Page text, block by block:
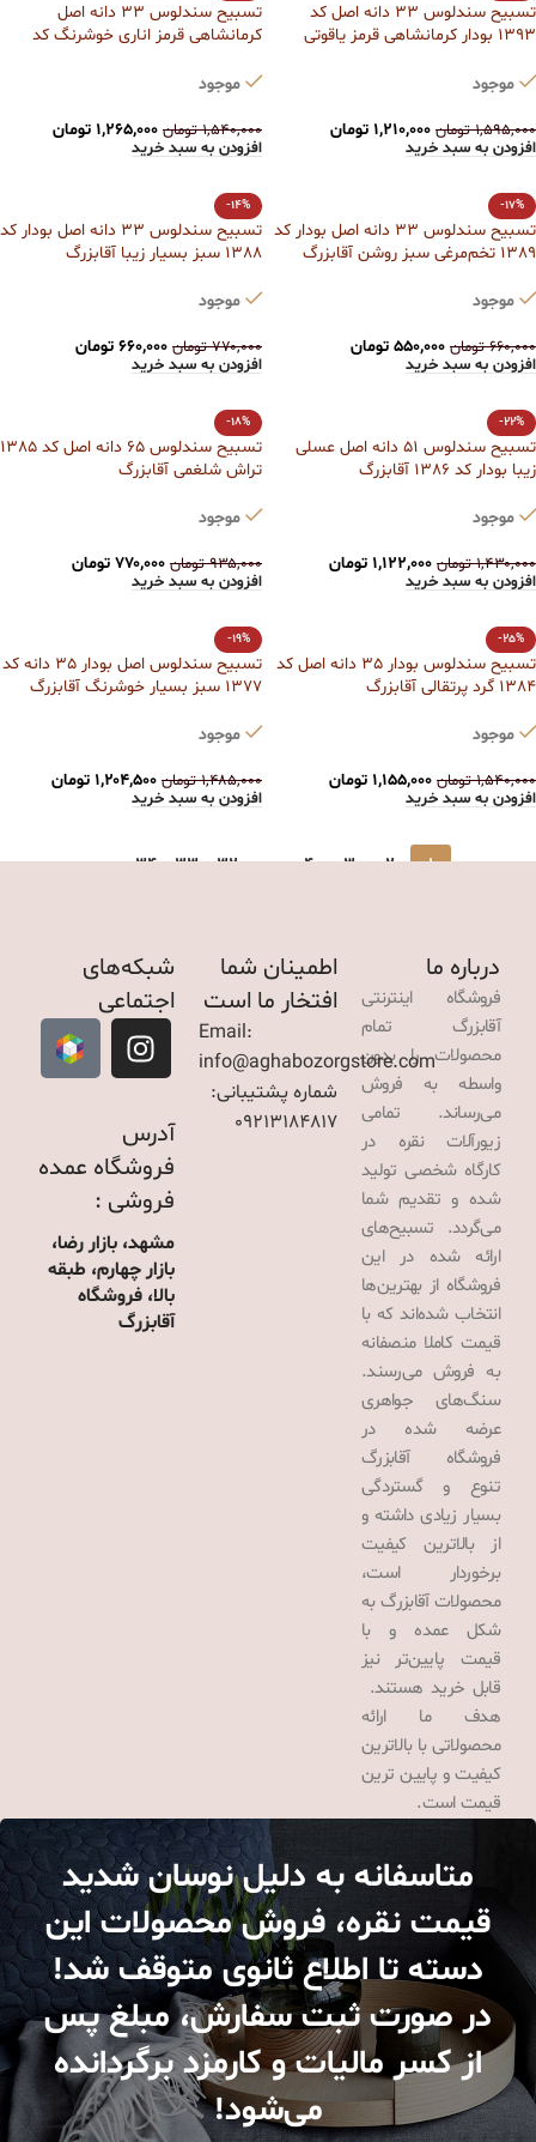
تسبیح سندلوس 33 دانه اصل کد
1393 بودار کرمانشاهی قرمز یاقوتی
موجود
۱,۵۹۵,۰۰۰ تومان ۱,۲۱۰,۰۰۰ تومان
افزودن به سبد خرید
تسبیح سندلوس 33 دانه اصل
کرمانشاهی قرمز اناری خوشرنگ کد
موجود
۱,۵۴۰,۰۰۰ تومان ۱,۲۶۵,۰۰۰ تومان
افزودن به سبد خرید
-17%
تسبیح سندلوس 33 دانه اصل بودار کد
1389 تخم‌مرغی سبز روشن آقابزرگ
موجود
۶۶۰,۰۰۰ تومان ۵۵۰,۰۰۰ تومان
افزودن به سبد خرید
-14%
تسبیح سندلوس 33 دانه اصل بودار کد
1388 سبز بسیار زیبا آقابزرگ
موجود
۷۷۰,۰۰۰ تومان ۶۶۰,۰۰۰ تومان
افزودن به سبد خرید
-22%
تسبیح سندلوس 51 دانه اصل عسلی
زیبا بودار کد 1386 آقابزرگ
موجود
۱,۴۳۰,۰۰۰ تومان ۱,۱۲۲,۰۰۰ تومان
افزودن به سبد خرید
-18%
تسبیح سندلوس 65 دانه اصل کد 1385
تراش شلغمی آقابزرگ
موجود
۹۳۵,۰۰۰ تومان ۷۷۰,۰۰۰ تومان
افزودن به سبد خرید
-25%
تسبیح سندلوس بودار 35 دانه اصل کد
1384 گرد پرتقالی آقابزرگ
موجود
۱,۵۴۰,۰۰۰ تومان ۱,۱۵۵,۰۰۰ تومان
افزودن به سبد خرید
-19%
تسبیح سندلوس اصل بودار 35 دانه کد
1377 سبز بسیار خوشرنگ آقابزرگ
موجود
۱,۴۸۵,۰۰۰ تومان ۱,۲۰۴,۵۰۰ تومان
افزودن به سبد خرید
1
2
3
4
…
32
33
34
→
درباره ما
فروشگاه اینترنتی
آقابزرگ تمام
محصولات را بدون
واسطه به فروش
می‌رساند. تمامی
زیورآلات نقره در
کارگاه شخصی تولید
شده و تقدیم شما
می‌گردد. تسبیح‌های
ارائه شده در این
فروشگاه از بهترین‌ها
انتخاب شده‌اند که با
قیمت کاملا منصفانه
به فروش می‌رسند.
سنگ‌های جواهری
عرضه شده در
فروشگاه آقابزرگ
تنوع و گستردگی
بسیار زیادی داشته و
از بالاترین کیفیت
برخوردار است،
محصولات آقابزرگ به
شکل عمده و با
قیمت پایین‌تر نیز
قابل خرید هستند.
هدف ما ارائه
محصولاتی با بالاترین
کیفیت و پایین ترین
قیمت است.
اطمینان شما
افتخار ما است
Email:
info@aghabozorgstore.com
شماره پشتیبانی:
09213184817
شبکه‌های
اجتماعی
آدرس
فروشگاه عمده
فروشی :
مشهد، بازار رضا،
بازار چهارم، طبقه
بالا، فروشگاه
آقابزرگ
متاسفانه به دلیل نوسان شدید
قیمت نقره، فروش محصولات این
دسته تا اطلاع ثانوی متوقف شد!
در صورت ثبت سفارش، مبلغ پس
از کسر مالیات و کارمزد برگردانده
می‌شود!